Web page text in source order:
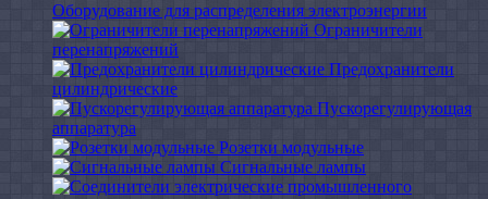
Оборудование для распределения электроэнергии
Ограничители
перенапряжений
Предохранители
цилиндрические
Пускорегулирующая
аппаратура
Розетки модульные
Сигнальные лампы